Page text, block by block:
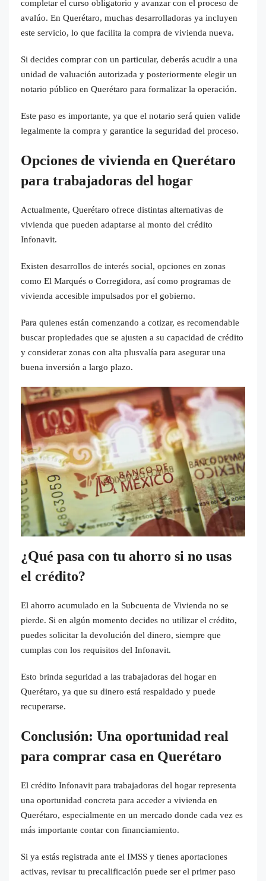
completar el curso obligatorio y avanzar con el proceso de
avalúo. En Querétaro, muchas desarrolladoras ya incluyen
este servicio, lo que facilita la compra de vivienda nueva.
Si decides comprar con un particular, deberás acudir a una
unidad de valuación autorizada y posteriormente elegir un
notario público en Querétaro para formalizar la operación.
Este paso es importante, ya que el notario será quien valide
legalmente la compra y garantice la seguridad del proceso.
Opciones de vivienda en Querétaro
para trabajadoras del hogar
Actualmente, Querétaro ofrece distintas alternativas de
vivienda que pueden adaptarse al monto del crédito
Infonavit.
Existen desarrollos de interés social, opciones en zonas
como El Marqués o Corregidora, así como programas de
vivienda accesible impulsados por el gobierno.
Para quienes están comenzando a cotizar, es recomendable
buscar propiedades que se ajusten a su capacidad de crédito
y considerar zonas con alta plusvalía para asegurar una
buena inversión a largo plazo.
¿Qué pasa con tu ahorro si no usas
el crédito?
El ahorro acumulado en la Subcuenta de Vivienda no se
pierde. Si en algún momento decides no utilizar el crédito,
puedes solicitar la devolución del dinero, siempre que
cumplas con los requisitos del Infonavit.
Esto brinda seguridad a las trabajadoras del hogar en
Querétaro, ya que su dinero está respaldado y puede
recuperarse.
Conclusión: Una oportunidad real
para comprar casa en Querétaro
El crédito Infonavit para trabajadoras del hogar representa
una oportunidad concreta para acceder a vivienda en
Querétaro, especialmente en un mercado donde cada vez es
más importante contar con financiamiento.
Si ya estás registrada ante el IMSS y tienes aportaciones
activas, revisar tu precalificación puede ser el primer paso